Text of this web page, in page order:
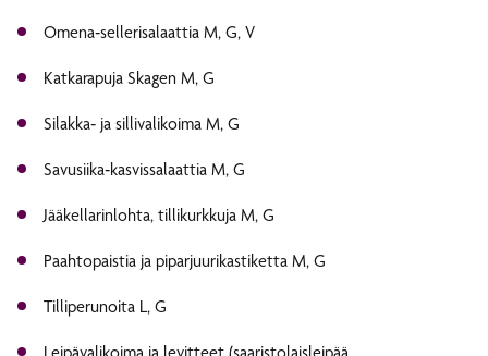
Omena‑sellerisalaattia M, G, V
Katkarapuja Skagen M, G
Silakka‑ ja sillivalikoima M, G
Savusiika‑kasvissalaattia M, G
Jääkellarinlohta, tillikurkkuja M, G
Paahtopaistia ja piparjuurikastiketta M, G
Tilliperunoita L, G